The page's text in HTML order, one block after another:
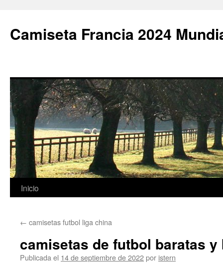
Camiseta Francia 2024
Saltar
contenido
Inicio
← camisetas futbol liga china
camisetas de futbol baratas y
Publicada el 14 de septiembre de 2022por istern